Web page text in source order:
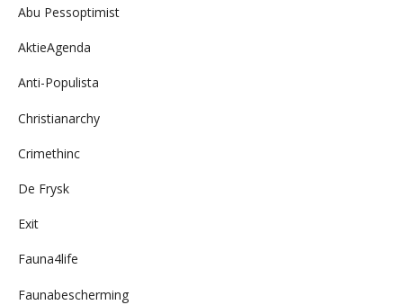
Abu Pessoptimist
AktieAgenda
Anti-Populista
Christianarchy
Crimethinc
De Frysk
Exit
Fauna4life
Faunabescherming